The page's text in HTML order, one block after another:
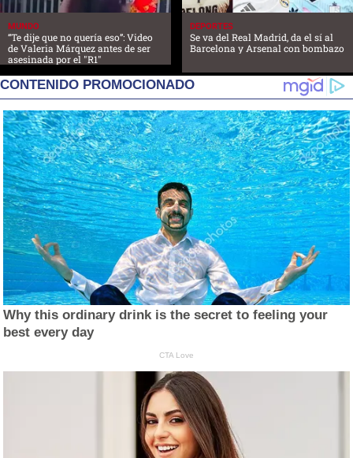
MUNDO
“Te dije que no quería eso”: Video
de Valeria Márquez antes de ser
asesinada por el "R1"
DEPORTES
Se va del Real Madrid, da el sí al
Barcelona y Arsenal con bombazo
CONTENIDO PROMOCIONADO
Why this ordinary drink is the secret to feeling your
best every day
CTA Love